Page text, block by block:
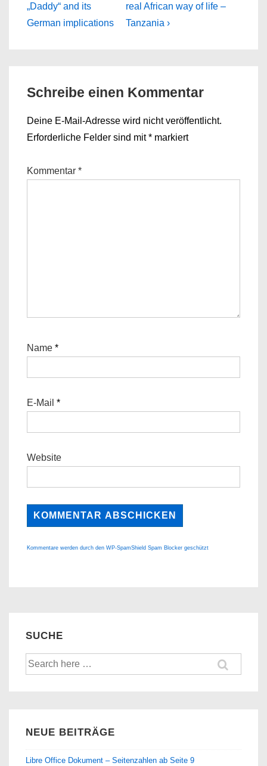
Post
is
„Daddy“ and its
German implications
Post
is
real African way of life –
Tanzania ›
Schreibe einen Kommentar
Deine E-Mail-Adresse wird nicht veröffentlicht.
Erforderliche Felder sind mit* markiert
Kommentar *
Name *
E-Mail *
Website
Kommentare werden durch den WP-SpamShield Spam Blocker geschützt
SUCHE
Suche
NEUE BEITRÄGE
Libre Office Dokument – Seitenzahlen ab Seite 9